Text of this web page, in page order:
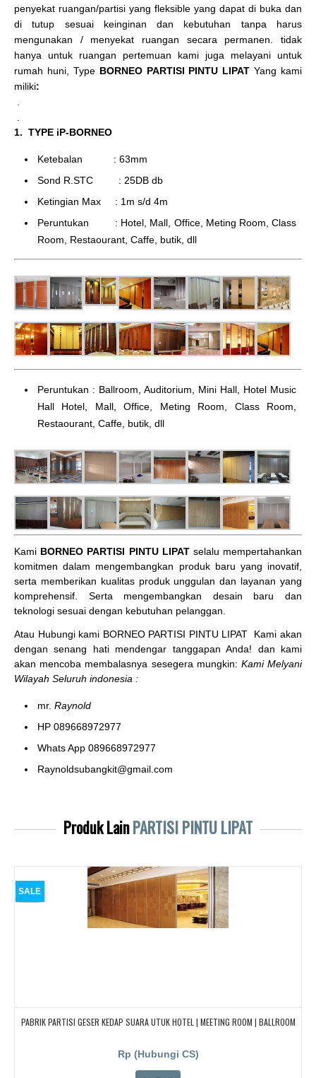
penyekat ruangan/partisi yang fleksible yang dapat di buka dan
di tutup sesuai keinginan dan kebutuhan tanpa harus
mengunakan / menyekat ruangan secara permanen. tidak
hanya untuk ruangan pertemuan kami juga melayani untuk
rumah huni, Type BORNEO PARTISI PINTU LIPAT Yang kami
miliki:
1. TYPE iP-BORNEO
Ketebalan : 63mm
Sond R.STC : 25DB db
Ketingian Max : 1m s/d 4m
Peruntukan : Hotel, Mall, Office, Meting Room, Class
Room, Restaourant, Caffe, butik, dll
Peruntukan : Ballroom, Auditorium, Mini Hall, Hotel Music
Hall Hotel, Mall, Office, Meting Room, Class Room,
Restaourant, Caffe, butik, dll
Kami BORNEO PARTISI PINTU LIPATselalu mempertahankan
komitmen dalam mengembangkan produk baru yang inovatif,
serta memberikan kualitas produk unggulan dan layanan yang
komprehensif. Serta mengembangkan desain baru dan
teknologi sesuai dengan kebutuhan pelanggan.
Atau Hubungi kami BORNEO PARTISI PINTU LIPAT
Kami akan
dengan senang hati mendengar tanggapan Anda! dan kami
akan mencoba membalasnya sesegera mungkin: Kami Melyani
Wilayah Seluruh indonesia :
mr. Raynold
HP 089668972977
Whats App 089668972977
Raynoldsubangkit@gmail.com
Produk LainPARTISI PINTU LIPAT
SALE
PABRIK PARTISI GESER KEDAP SUARA UTUK HOTEL | MEETING ROOM | BALLROOM
Rp (Hubungi CS)